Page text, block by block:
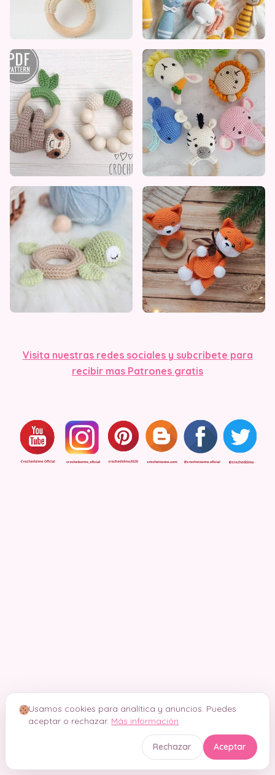
Visita nuestras redes sociales y subcribete para
recibir mas Patrones gratis
Usamos cookies para analítica y anuncios. Puedes
aceptar o rechazar. Más información
Rechazar Aceptar